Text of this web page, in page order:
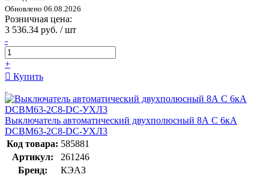
Обновлено 06.08.2026
Розничная цена:
3 536.34 руб. / шт
-
+
Купить
Выключатель автоматический двухполюсный 8А C 6кА
DCBM63-2C8-DC-УХЛ3
Код товара: 585881
Артикул:
261246
Бренд:
КЭАЗ